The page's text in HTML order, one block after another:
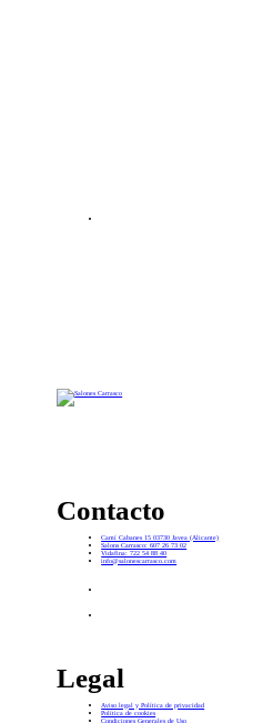
Contacto
Camí Cabanes 15 03730 Javea (Alicante)
Salons Carrasco: 607 26 73 02
Vidafina: 722 54 88 40
info@salonescarrasco.com
Legal
Aviso legal y Política de privacidad
Política de cookies
Condiciones Generales de Uso